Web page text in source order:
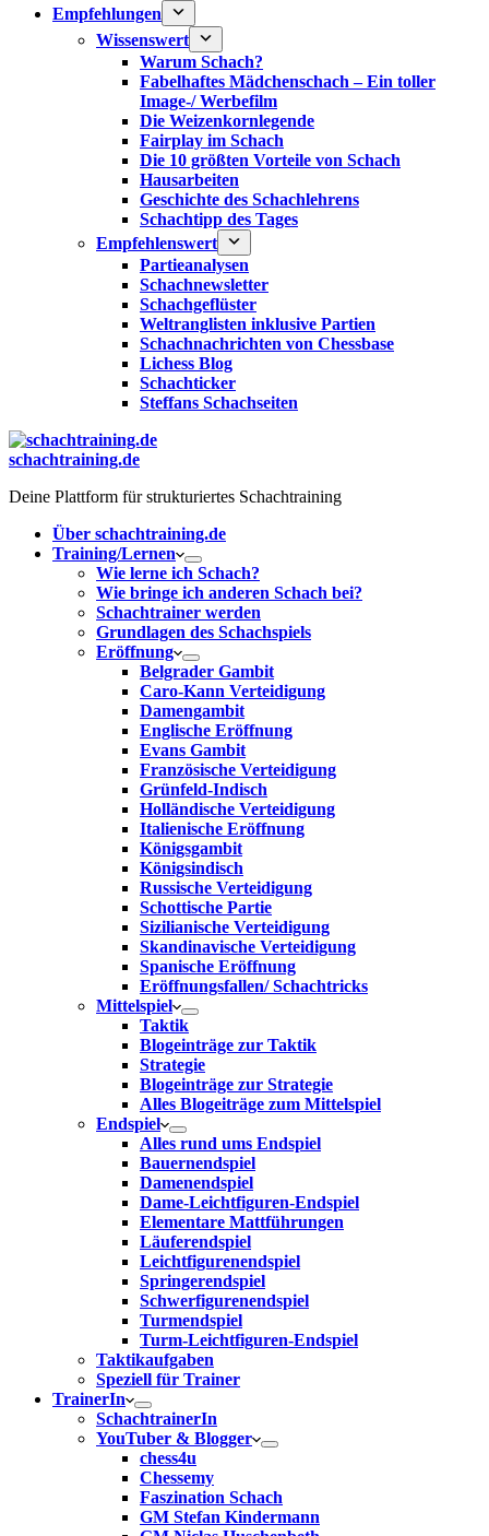
Empfehlungen
Wissenswert
Warum Schach?
Fabelhaftes Mädchenschach – Ein toller
Image-/ Werbefilm
Die Weizenkornlegende
Fairplay im Schach
Die 10 größten Vorteile von Schach‎
Hausarbeiten
Geschichte des Schachlehrens
Schachtipp des Tages
Empfehlenswert
Partieanalysen
Schachnewsletter
Schachgeflüster
Weltranglisten inklusive Partien
Schachnachrichten von Chessbase
Lichess Blog
Schachticker
Steffans Schachseiten
schachtraining.de
Deine Plattform für strukturiertes Schachtraining
Über schachtraining.de
Training/Lernen
Wie lerne ich Schach?
Wie bringe ich anderen Schach bei?
Schachtrainer werden
Grundlagen des Schachspiels
Eröffnung
Belgrader Gambit
Caro-Kann Verteidigung
Damengambit
Englische Eröffnung
Evans Gambit
Französische Verteidigung
Grünfeld-Indisch
Holländische Verteidigung
Italienische Eröffnung
Königsgambit
Königsindisch
Russische Verteidigung
Schottische Partie
Sizilianische Verteidigung
Skandinavische Verteidigung
Spanische Eröffnung
Eröffnungsfallen/ Schachtricks
Mittelspiel
Taktik
Blogeinträge zur Taktik
Strategie
Blogeinträge zur Strategie
Alles Blogeiträge zum Mittelspiel
Endspiel
Alles rund ums Endspiel
Bauernendspiel
Damenendspiel
Dame-Leichtfiguren-Endspiel
Elementare Mattführungen
Läuferendspiel
Leichtfigurenendspiel
Springerendspiel
Schwerfigurenendspiel
Turmendspiel
Turm-Leichtfiguren-Endspiel
Taktikaufgaben
Speziell für Trainer
TrainerIn
SchachtrainerIn
YouTuber & Blogger
chess4u
Chessemy
Faszination Schach
GM Stefan Kindermann